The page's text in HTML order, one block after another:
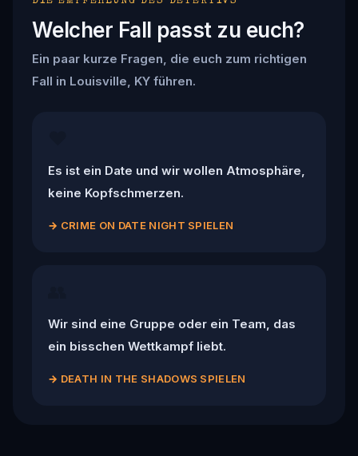
Welcher Fall passt zu euch?
Ein paar kurze Fragen, die euch zum richtigen
Fall in Louisville, KY führen.
Es ist ein Date und wir wollen Atmosphäre,
keine Kopfschmerzen.
→ CRIME ON DATE NIGHT SPIELEN
Wir sind eine Gruppe oder ein Team, das
ein bisschen Wettkampf liebt.
→ DEATH IN THE SHADOWS SPIELEN